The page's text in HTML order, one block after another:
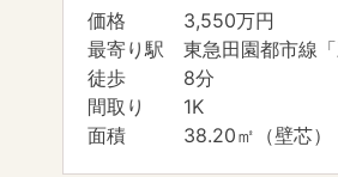
価格 3,550万円
最寄り駅 東急田園都市線
徒歩 8分
間取り 1K
面積 38.20㎡（壁芯）